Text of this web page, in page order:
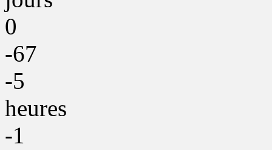
0
-67
-5
heures
-1